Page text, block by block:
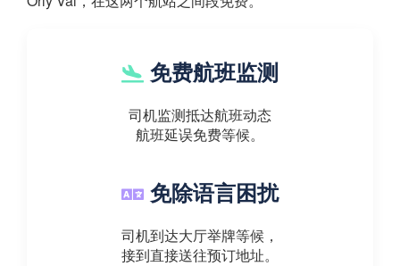
免费航班监测
司机监测抵达航班动态
航班延误免费等候。
免除语言困扰
司机到达大厅举牌等候，
接到直接送往预订地址。